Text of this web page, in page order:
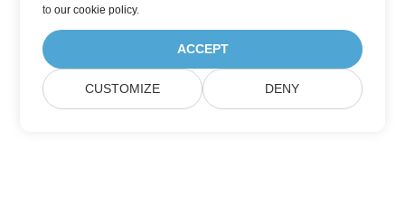
toour cookie policy.
ACCEPT
CUSTOMIZE DENY